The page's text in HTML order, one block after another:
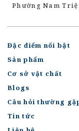
Phường Nam
Đặc điểm nổi bật
Sản phẩm
Cơ sở vật chất
Blogs
Câu hỏi thường
Tin tức